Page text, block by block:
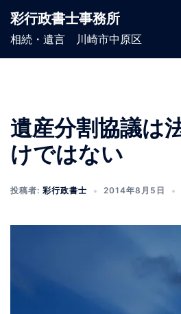
ン
彩行政書士事務所
相続・遺言 川崎市中原区
遺産分割協議は
けではない
投稿者: 彩行政書士 2014年8月5日